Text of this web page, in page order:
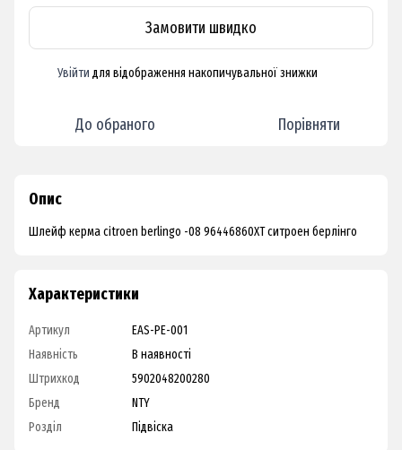
Замовити швидко
Увійти для відображення накопичувальної знижки
До обраного Порівняти
Опис
Шлейф керма citroen berlingo -08 96446860XT ситроен берлінго
Характеристики
Артикул
EAS-PE-001
Наявність
В наявності
Штрихкод
5902048200280
Бренд
NTY
Розділ
Підвіска